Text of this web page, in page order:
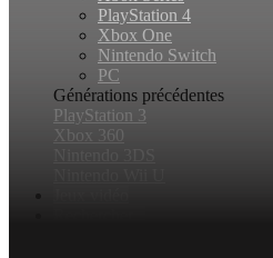
PlayStation 4
Xbox One
Nintendo Switch
PC
Générations précédentes
PlayStation 3
Xbox 360